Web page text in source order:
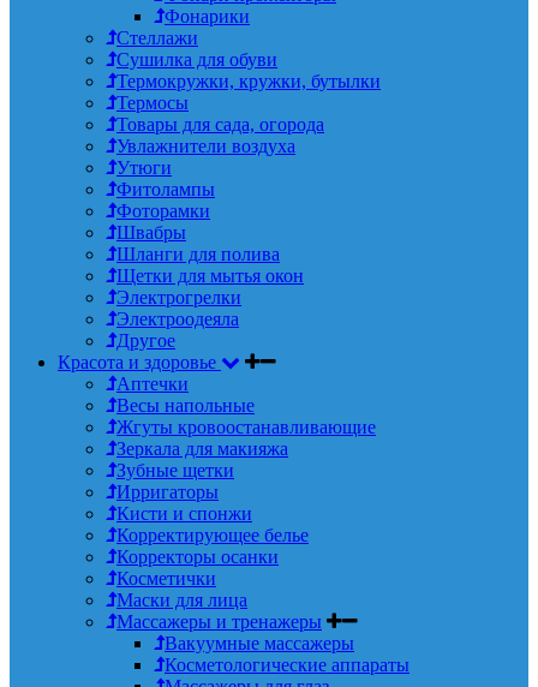
Фонарики
Стеллажи
Сушилка для обуви
Термокружки, кружки, бутылки
Термосы
Товары для сада, огорода
Увлажнители воздуха
Утюги
Фитолампы
Фоторамки
Швабры
Шланги для полива
Щетки для мытья окон
Электрогрелки
Электроодеяла
Другое
Красота и здоровье
Аптечки
Весы напольные
Жгуты кровоостанавливающие
Зеркала для макияжа
Зубные щетки
Ирригаторы
Кисти и спонжи
Корректирующее белье
Корректоры осанки
Косметички
Маски для лица
Массажеры и тренажеры
Вакуумные массажеры
Косметологические аппараты